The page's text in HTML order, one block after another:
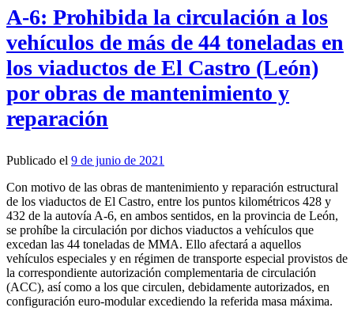
A-6: Prohibida la circulación a los
vehículos de más de 44 toneladas en
los viaductos de El Castro (León)
por obras de mantenimiento y
reparación
Publicado el 9 de junio de 2021
Con motivo de las obras de mantenimiento y reparación estructural
de los viaductos de El Castro, entre los puntos kilométricos 428 y
432 de la autovía A-6, en ambos sentidos, en la provincia de León,
se prohíbe la circulación por dichos viaductos a vehículos que
excedan las 44 toneladas de MMA. Ello afectará a aquellos
vehículos especiales y en régimen de transporte especial provistos de
la correspondiente autorización complementaria de circulación
(ACC), así como a los que circulen, debidamente autorizados, en
configuración euro-modular excediendo la referida masa máxima.